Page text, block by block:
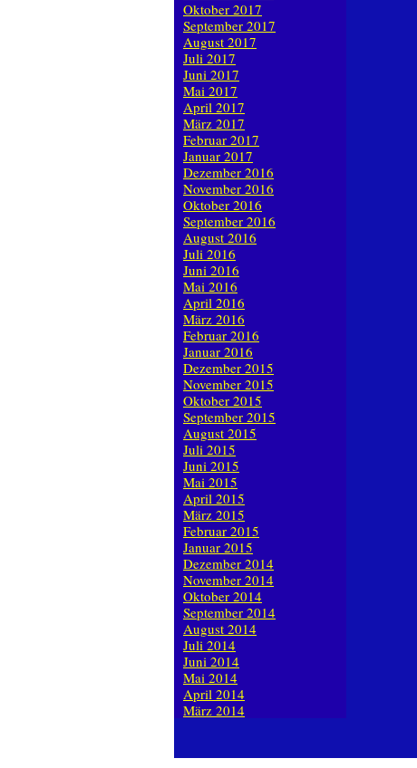
Oktober 2017
September 2017
August 2017
Juli 2017
Juni 2017
Mai 2017
April 2017
März 2017
Februar 2017
Januar 2017
Dezember 2016
November 2016
Oktober 2016
September 2016
August 2016
Juli 2016
Juni 2016
Mai 2016
April 2016
März 2016
Februar 2016
Januar 2016
Dezember 2015
November 2015
Oktober 2015
September 2015
August 2015
Juli 2015
Juni 2015
Mai 2015
April 2015
März 2015
Februar 2015
Januar 2015
Dezember 2014
November 2014
Oktober 2014
September 2014
August 2014
Juli 2014
Juni 2014
Mai 2014
April 2014
März 2014